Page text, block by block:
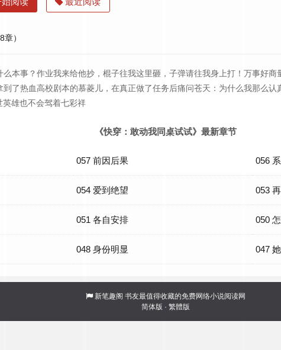
章）
么本事？作业我来给他抄，棍子往我这里砸，子弹请往我身上打！万事好
了热血高校剧本的慕菱儿，在真正做了任务后痛问苍天：为什么我那么
雄也不会驾着七彩祥
《快穿：敢动我同桌试试》最新章节
057 前因后果 056
054 爱到绝望 053
051 各自安排 050
048 身份明显 047
新笔趣阁 书友最值得收藏的免费网络小说阅读网
简体版 · 繁體版